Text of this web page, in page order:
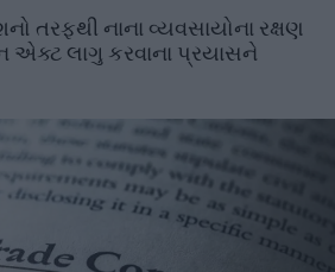
તરફથી નાના વ્યવસાયોના રક્ષણ
એક્ટ લાગુ કરવાના પ્રયાસને